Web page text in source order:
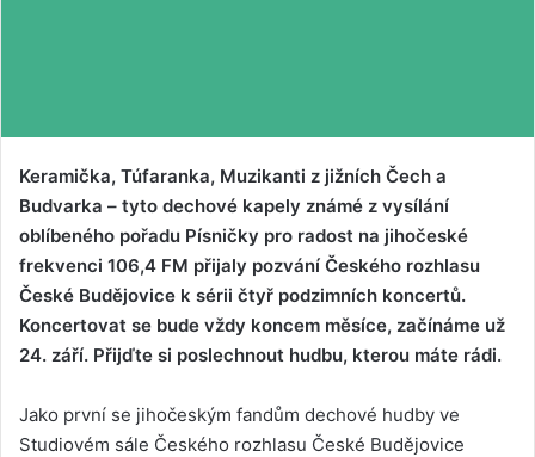
Keramička, Túfaranka, Muzikanti z jižních Čech a
Budvarka – tyto dechové kapely známé z vysílání
oblíbeného pořadu Písničky pro radost na jihočeské
frekvenci 106,4 FM přijaly pozvání Českého rozhlasu
České Budějovice k sérii čtyř podzimních koncertů.
Koncertovat se bude vždy koncem měsíce, začínáme už
24. září. Přijďte si poslechnout hudbu, kterou máte rádi.
Jako první se jihočeským fandům dechové hudby ve
Studiovém sále Českého rozhlasu České Budějovice